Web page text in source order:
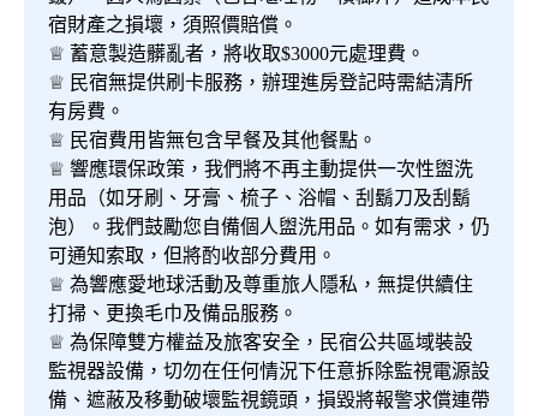
宿財產之損壞，須照價賠償。
♕ 蓄意製造髒亂者，將收取$3000元處理費。
♕ 民宿無提供刷卡服務，辦理進房登記時需結清所
有房費。
♕ 民宿費用皆無包含早餐及其他餐點。
♕ 響應環保政策，我們將不再主動提供一次性盥洗
用品（如牙刷、牙膏、梳子、浴帽、刮鬍刀及刮鬍
泡）。我們鼓勵您自備個人盥洗用品。如有需求，仍
可通知索取，但將酌收部分費用。
♕ 為響應愛地球活動及尊重旅人隱私，無提供續住
打掃、更換毛巾及備品服務。
♕ 為保障雙方權益及旅客安全，民宿公共區域裝設
監視器設備，切勿在任何情況下任意拆除監視電源設
備、遮蔽及移動破壞監視鏡頭，損毀將報警求償連帶